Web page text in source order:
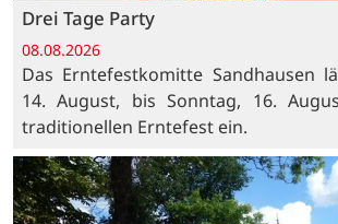
Drei Tage Party
08.08.2026
Das Erntefestkomitte Sandhausen
14. August, bis Sonntag, 16.
traditionellen Erntefest ein.